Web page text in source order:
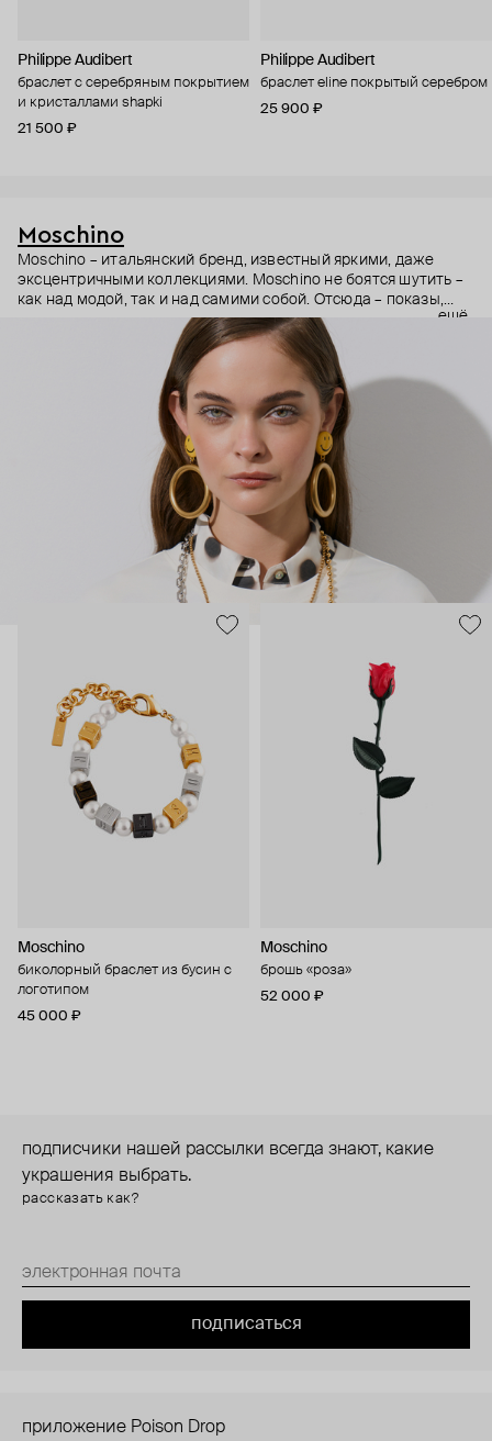
Philippe Audibert
браслет с серебряным покрытием
и кристаллами shapki
21 500 ₽
Philippe Audibert
браслет eline покрытый серебром
25 900 ₽
Moschino
Moschino – итальянский бренд, известный яркими, даже
эксцентричными коллекциями. Moschino не боятся шутить –
как над модой, так и над самими собой. Отсюда – показы,
мгновенно становящиеся главными событиями, вирусные
выходы селебрити (помните Кэти Перри в платье-люстре на
бале Института костюма Met Gala в 2019 году?) и
коллаборации с самыми неожиданными кандидатами, от
«Улицы Сезам» до The Sims. Украшения бренда –
гипертрофированно праздничные, практически
нарисованные: с кристаллами размером с ладонь и будто бы
расплавленными сердцами.
ещё
Moschino
биколорный браслет из бусин с
логотипом
45 000 ₽
Moschino
брошь «роза»
52 000 ₽
подписчики нашей рассылки всегда знают, какие
украшения выбрать.
рассказать как?
подписаться
приложение Poison Drop